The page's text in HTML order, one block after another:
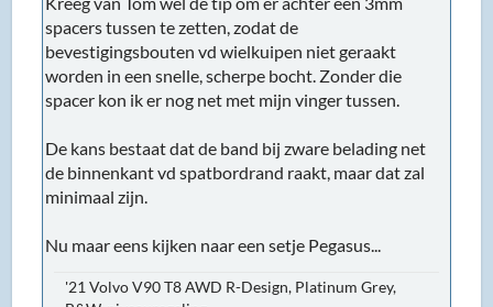
spacers tussen te zetten, zodat de
bevestigingsbouten vd wielkuipen niet geraakt
worden in een snelle, scherpe bocht. Zonder die
spacer kon ik er nog net met mijn vinger tussen.
De kans bestaat dat de band bij zware belading net
de binnenkant vd spatbordrand raakt, maar dat zal
minimaal zijn.
Nu maar eens kijken naar een setje Pegasus...
'21 Volvo V90 T8 AWD R-Design, Platinum Grey,